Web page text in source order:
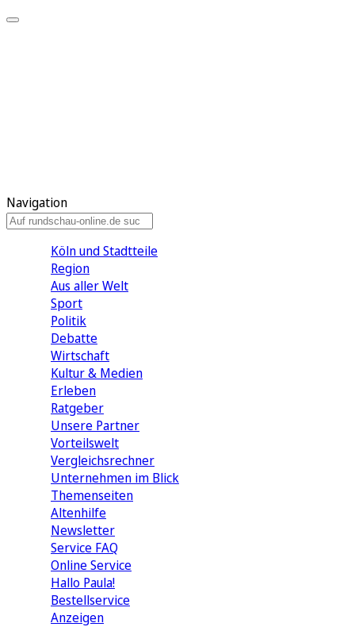
Navigation
Köln und Stadtteile
Region
Aus aller Welt
Sport
Politik
Debatte
Wirtschaft
Kultur & Medien
Erleben
Ratgeber
Unsere Partner
Vorteilswelt
Vergleichsrechner
Unternehmen im Blick
Themenseiten
Altenhilfe
Newsletter
Service FAQ
Online Service
Hallo Paula!
Bestellservice
Anzeigen